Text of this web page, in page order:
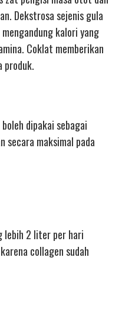
Dekstrosa sejenis gula
kalori yang
Coklat memberikan
produk.
dipakai sebagai
secara maksimal pada
lebih 2 liter per hari
collagen sudah